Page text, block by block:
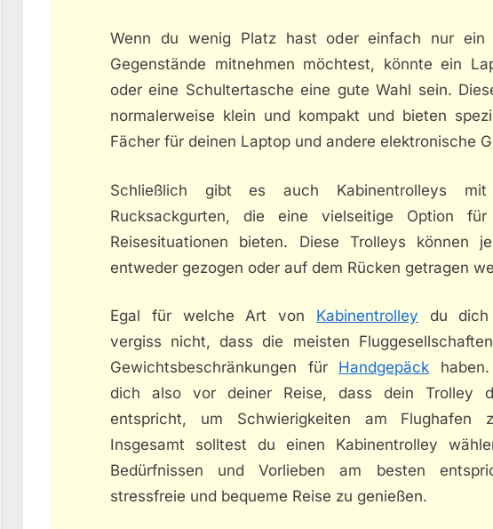
Wenn du wenig Platz hast oder einfach nur ein
Gegenstände mitnehmen möchtest, könnte ein
oder eine Schultertasche eine gute Wahl sein.
normalerweise klein und kompakt und bieten
Fächer für deinen Laptop und andere elektronische
Schließlich gibt es auch Kabinentrolleys
Rucksackgurten, die eine vielseitige Option für
Reisesituationen bieten. Diese Trolleys können
entweder gezogen oder auf dem Rücken getragen
Egal für welche Art von Kabinentrolley du dich
vergiss nicht, dass die meisten
Gewichtsbeschränkungen für Handgepäck
dich also vor deiner Reise, dass dein Trolley
entspricht, um Schwierigkeiten am Flughafen
Insgesamt solltest du einen Kabinentrolley
Bedürfnissen und Vorlieben am besten
stressfreie und bequeme Reise zu genießen.